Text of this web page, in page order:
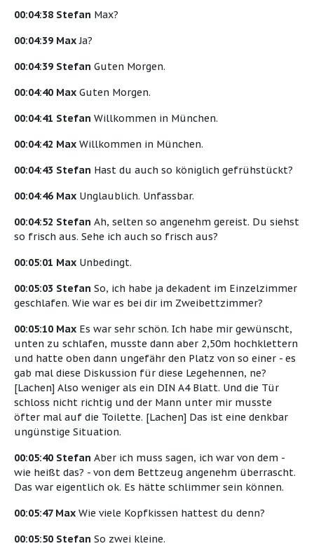
00:04:38 Stefan Max?
00:04:39 MaxJa?
00:04:39 Stefan Guten Morgen.
00:04:40 Max Guten Morgen.
00:04:41 Stefan Willkommen in München.
00:04:42 Max Willkommen in München.
00:04:43 Stefan Hast du auch so königlich gefrühstückt?
00:04:46 Max Unglaublich. Unfassbar.
00:04:52 Stefan Ah, selten so angenehm gereist. Du siehst
so frisch aus. Sehe ich auch so frisch aus?
00:05:01 Max Unbedingt.
00:05:03 Stefan So, ich habe ja dekadent im Einzelzimmer
geschlafen. Wie war es bei dir im Zweibettzimmer?
00:05:10 Max Es war sehr schön. Ich habe mir gewünscht,
unten zu schlafen, musste dann aber 2,50m hochklettern
und hatte oben dann ungefähr den Platz von so einer - es
gab mal diese Diskussion für diese Legehennen, ne?
[Lachen] Also weniger als ein DIN A4 Blatt. Und die Tür
schloss nicht richtig und der Mann unter mir musste
öfter mal auf die Toilette. [Lachen] Das ist eine denkbar
ungünstige Situation.
00:05:40 Stefan Aber ich muss sagen, ich war von dem -
wie heißt das? - von dem Bettzeug angenehm überrascht.
Das war eigentlich ok. Es hätte schlimmer sein können.
00:05:47 Max Wie viele Kopfkissen hattest du denn?
00:05:50 Stefan So zwei kleine.